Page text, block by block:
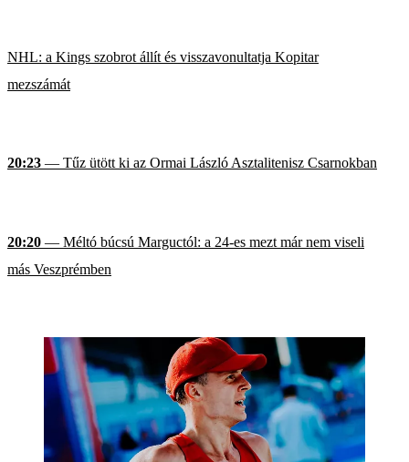
NHL: a Kings szobrot állít és visszavonultatja Kopitar
mezszámát
20:23 — Tűz ütött ki az Ormai László Asztalitenisz Csarnokban
20:20 — Méltó búcsú Marguctól: a 24-es mezt már nem viseli
más Veszprémben